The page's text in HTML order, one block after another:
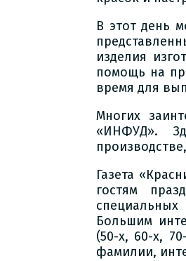
В этот день
изделия
помощь на
время для
Многих
«ИНФУД».
Газета
гостям
Большим
(50-х, 60-х,
фамилии,